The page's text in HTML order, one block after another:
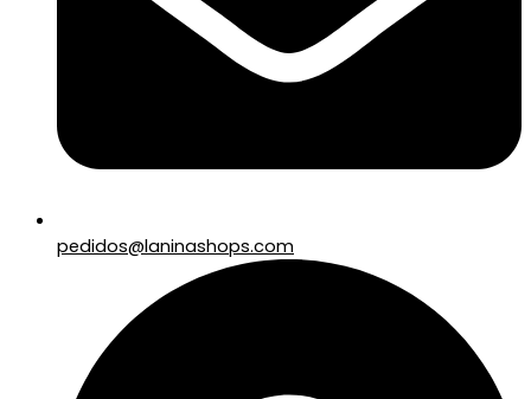
pedidos@laninashops.com